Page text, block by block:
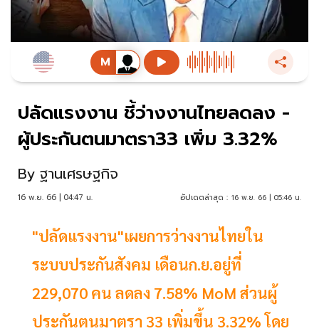
ปลัดแรงงาน ชี้ว่างงานไทยลดลง -
ผู้ประกันตนมาตรา33 เพิ่ม 3.32%
By ฐานเศรษฐกิจ
16 พ.ย. 66 | 04:47 น. อัปเดตล่าสุด : 16 พ.ย. 66 | 05:46 น.
"ปลัดแรงงาน"เผยการว่างงานไทยใน
ระบบประกันสังคม เดือนก.ย.อยู่ที่
229,070 คน ลดลง 7.58% MoM ส่วนผู้
ประกันตนมาตรา 33 เพิ่มขึ้น 3.32% โดย